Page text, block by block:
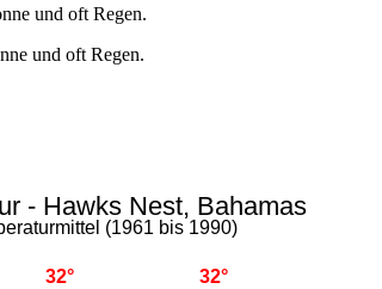
und oft Regen.
und oft Regen.